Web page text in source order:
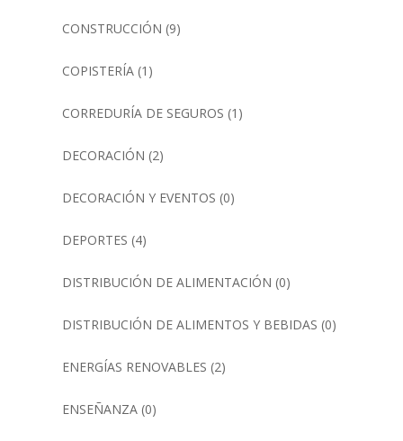
CONSTRUCCIÓN (9)
COPISTERÍA(1)
CORREDURÍA DE SEGUROS (1)
DECORACIÓN (2)
DECORACIÓN Y EVENTOS (0)
DEPORTES (4)
DISTRIBUCIÓN DE ALIMENTACIÓN (0)
DISTRIBUCIÓN DE ALIMENTOS Y BEBIDAS (0)
ENERGÍAS RENOVABLES (2)
ENSEÑANZA(0)